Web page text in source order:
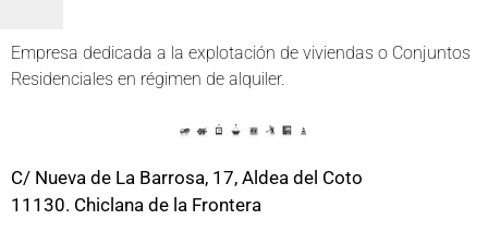
Empresa dedicada a la explotación de viviendas o Conjuntos
Residenciales en régimen de alquiler.
C/ Nueva de La Barrosa, 17, Aldea del Coto
11130. Chiclana de la Frontera